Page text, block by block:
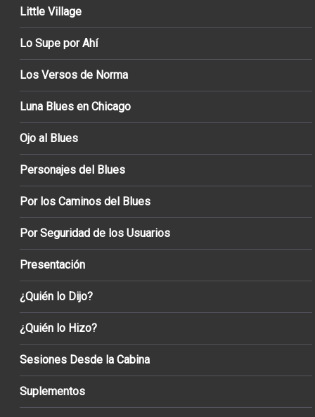
Little Village
Lo Supe por Ahí
Los Versos de Norma
Luna Blues en Chicago
Ojo al Blues
Personajes del Blues
Por los Caminos del Blues
Por Seguridad de los Usuarios
Presentación
¿Quién lo Dijo?
¿Quién lo Hizo?
Sesiones Desde la Cabina
Suplementos